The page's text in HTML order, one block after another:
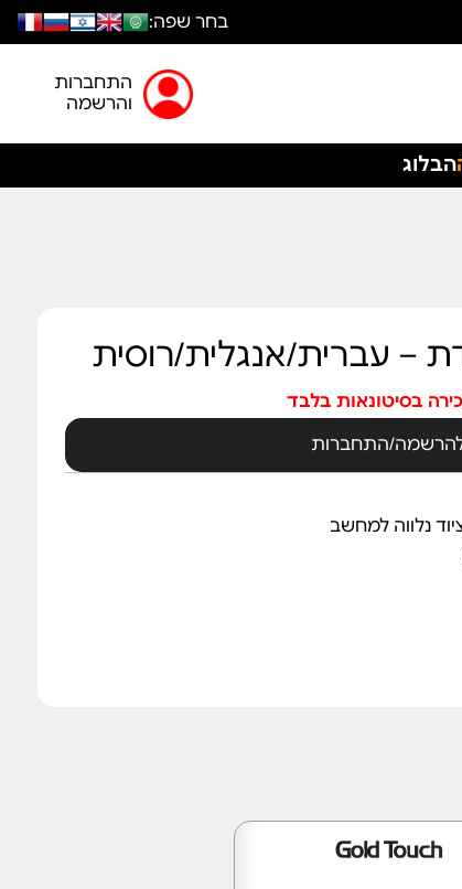
בחר שפה:
התחברות
והרשמה
הבלוג
– עברית/אנגלית/רוסית
בסיטונאות בלבד
התחברות
נלווה למחשב